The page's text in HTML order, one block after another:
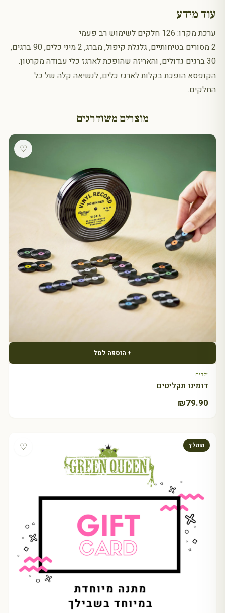
עוד מידע
ערכת מקדו: 126 חלקים לשימוש רב פעמי
2 מסורים בטיחותיים, גלגלת קיפול, מברג, 2 מיני כלים, 90 ברגים,
30 ברגים גדולים, והאריזה שהופכת לארגז כלי עבודה מקרטון.
הקופסא הופכת בקלות לארגז כלים, לנשיאה קלה של כל
החלקים.
מוצרים משודרגים
♡
+ הוספה לסל
ילדים
דומינו תקליטים
₪79.90
מומלץ ♡